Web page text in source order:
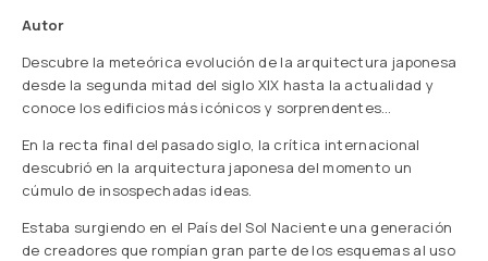
Autor
Descubre la meteórica evolución de la arquitectura japonesa
desde la segunda mitad del siglo XIX hasta la actualidad y
conoce los edificios más icónicos y sorprendentes…
En la recta final del pasado siglo, la crítica internacional
descubrió en la arquitectura japonesa del momento un
cúmulo de insospechadas ideas.
Estaba surgiendo en el País del Sol Naciente una generación
de creadores que rompían gran parte de los esquemas al uso